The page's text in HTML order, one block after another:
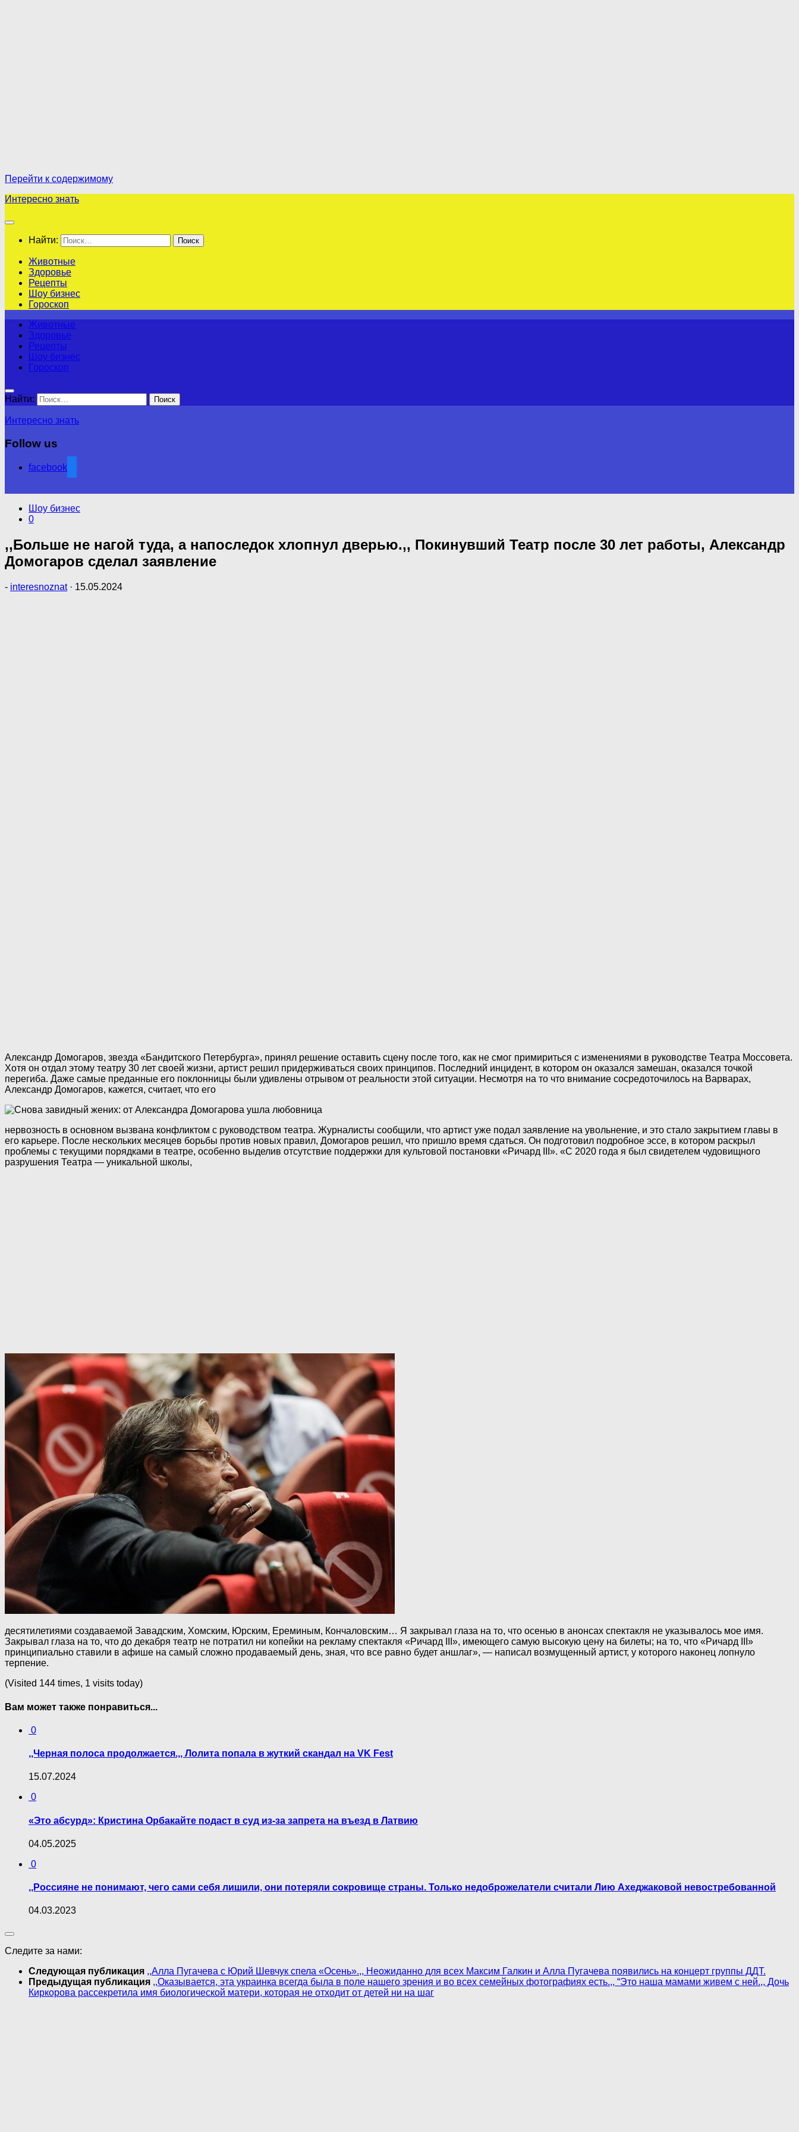
Перейти к содержимому
Интересно знать
Найти:
Животные
Здоровье
Рецепты
Шоу бизнес
Гороскоп
Животные
Здоровье
Рецепты
Шоу бизнес
Гороскоп
Найти:
Интересно знать
Follow us
facebook
Шоу бизнес
0
,,Больше не нагой туда, а напоследок хлопнул дверью.,, Покинувший Театр после 30 лет работы, Александр
Домогаров сделал заявление
- interesnoznat · 15.05.2024
Александр Домогаров, звезда «Бандитского Петербурга», принял решение оставить сцену после того, как не смог примириться с изменениями в руководстве Театра Моссовета.
Хотя он отдал этому театру 30 лет своей жизни, артист решил придерживаться своих принципов. Последний инцидент, в котором он оказался замешан, оказался точкой
перегиба. Даже самые преданные его поклонницы были удивлены отрывом от реальности этой ситуации. Несмотря на то что внимание сосредоточилось на Варварах,
Александр Домогаров, кажется, считает, что его
нервозность в основном вызвана конфликтом с руководством театра. Журналисты сообщили, что артист уже подал заявление на увольнение, и это стало закрытием главы в
его карьере. После нескольких месяцев борьбы против новых правил, Домогаров решил, что пришло время сдаться. Он подготовил подробное эссе, в котором раскрыл
проблемы с текущими порядками в театре, особенно выделив отсутствие поддержки для культовой постановки «Ричард III». «С 2020 года я был свидетелем чудовищного
разрушения Театра — уникальной школы,
десятилетиями создаваемой Завадским, Хомским, Юрским, Ереминым, Кончаловским… Я закрывал глаза на то, что осенью в анонсах спектакля не указывалось мое имя.
Закрывал глаза на то, что до декабря театр не потратил ни копейки на рекламу спектакля «Ричард III», имеющего самую высокую цену на билеты; на то, что «Ричард III»
принципиально ставили в афише на самый сложно продаваемый день, зная, что все равно будет аншлаг», — написал возмущенный артист, у которого наконец лопнуло
терпение.
(Visited 144 times, 1 visits today)
Вам может также понравиться...
0
,,Черная полоса продолжается.,, Лолита попала в жуткий скандал на VK Fest
15.07.2024
0
«Это абсурд»: Кристина Орбакайте подаст в суд из-за запрета на въезд в Латвию
04.05.2025
0
,,Россияне не понимают, чего сами себя лишили, они потеряли сокровище страны. Только недоброжелатели считали Лию Ахеджаковой невостребованной
04.03.2023
Следите за нами:
Следующая публикация ,,Алла Пугачева с Юрий Шевчук спела «Осень».,, Неожиданно для всех Максим Галкин и Алла Пугачева появились на концерт группы ДДТ.
Предыдущая публикация ,,Оказывается, эта украинка всегда была в поле нашего зрения и во всех семейных фотографиях есть.,, “Это наша мамами живем с ней.,, Дочь
Киркорова рассекретила имя биологической матери, которая не отходит от детей ни на шаг